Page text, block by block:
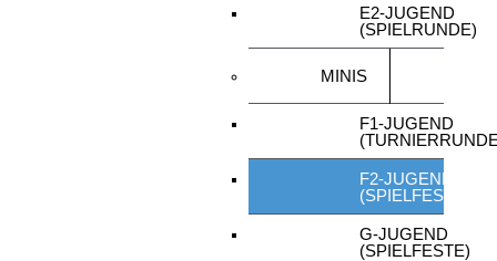
E2-JUGEND
(SPIELRUNDE)
MINIS
F1-JUGEND
F2-JUGEND
(SPIELFESTE)
G-JUGEND
(SPIELFESTE)